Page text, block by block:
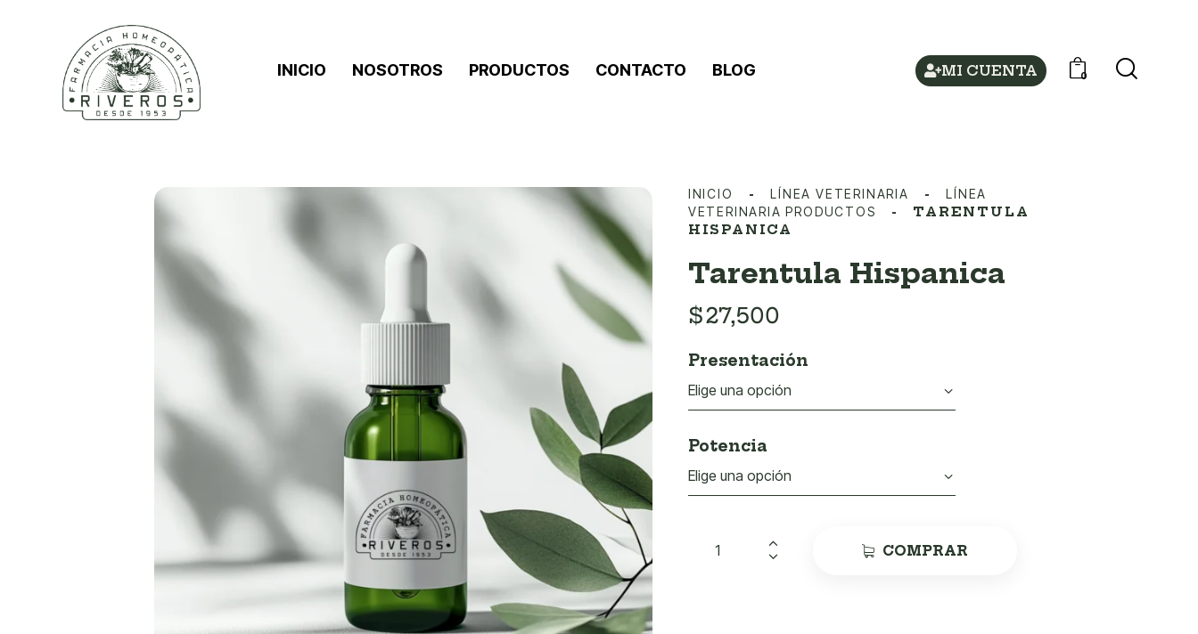
INICIO NOSOTROS PRODUCTOS CONTACTO BLOG MI CUENTA 0
INICIO LÍNEA VETERINARIA
LÍNEA
VETERINARIA PRODUCTOS
TARENTULA
HISPANICA
Tarentula Hispanica
$27,500
Presentación
Potencia
COMPRAR